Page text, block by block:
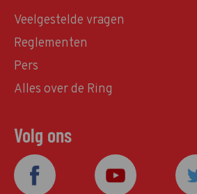
Veelgestelde vragen
Reglementen
Pers
Alles over de Ring
Volg ons